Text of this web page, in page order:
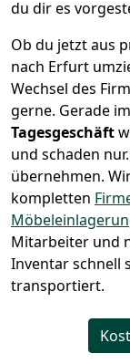
du dir es
Ob du jetzt aus
nach Erfurt
Wechsel des
gerne. Gerade
Tagesgeschäft
und schaden
übernehmen.
kompletten
Mitarbeiter und
Inventar schnell
transportiert.